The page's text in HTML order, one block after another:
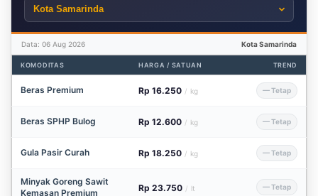
Data: 06 Aug 2026 Kota Samarinda
KOMODITAS HARGA / SATUAN TREND
Beras Premium Rp 16.250 / kg — Tetap
Beras SPHP Bulog Rp 12.600 / kg — Tetap
Gula Pasir Curah Rp 18.250 / kg — Tetap
Minyak Goreng Sawit
Kemasan Premium
Rp 23.750 / lt — Tetap